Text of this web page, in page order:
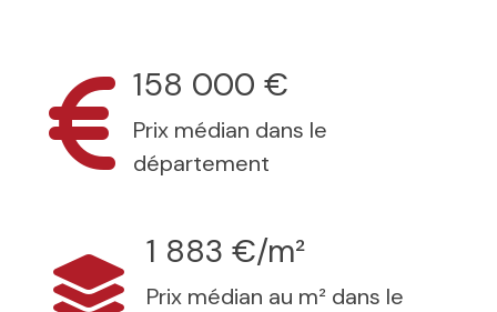
158 000 €
Prix médian dans le
département
1 883 €/m²
Prix médian au m² dans le